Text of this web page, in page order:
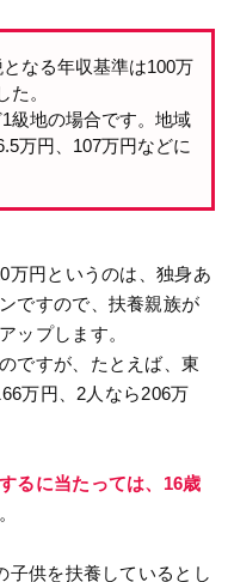
なる年収基準は100万
。
級地の場合です。地域
万円、107万円などに
万円というのは、独身あ
ですので、扶養親族が
ップします。
ですが、たとえば、東
万円、2人なら206万
るに当たっては、16歳
。
子供を扶養しているとし